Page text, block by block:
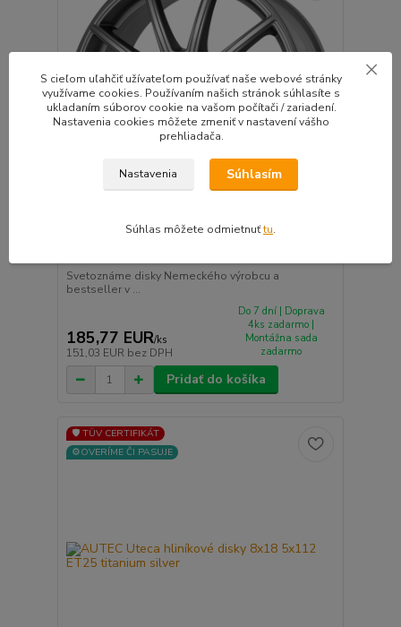
Svetoznáme disky Nemeckého výrobcu a
bestseller v ...
185,77 EUR/ks
151,03 EUR bez DPH
Do 7 dní | Doprava
4ks zadarmo |
Montážna sada
zadarmo
Pridať do košíka
🛡️ TÜV CERTIFIKÁT
⚙️OVERÍME ČI PASUJE
S cieľom uľahčiť užívateľom používať naše webové stránky
využívame cookies. Používaním našich stránok súhlasíte s
ukladaním súborov cookie na vašom počítači / zariadení.
Nastavenia cookies môžete zmeniť v nastavení vášho
prehliadača.
Nastavenia Súhlasím
Súhlas môžete odmietnuťtu.